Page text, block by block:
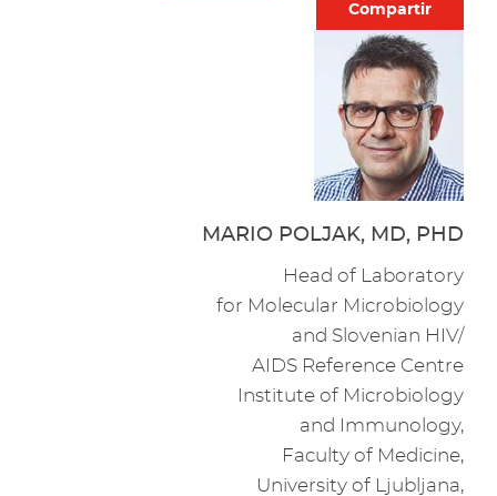
Compartir
MARIO POLJAK, MD, PHD
Head of Laboratory
for Molecular Microbiology
and Slovenian HIV/
AIDS Reference Centre
Institute of Microbiology
and Immunology,
Faculty of Medicine,
University of Ljubljana,